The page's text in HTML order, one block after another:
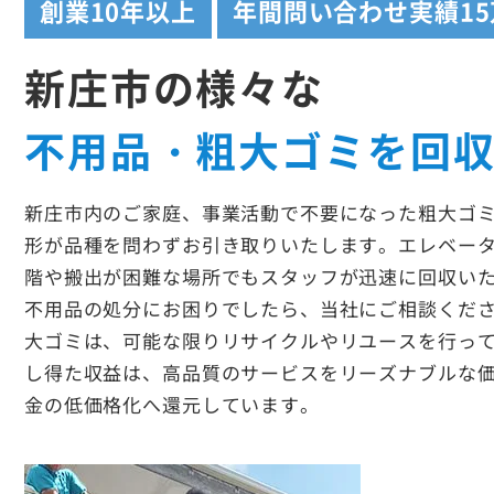
創業10年以上 年間問い合わせ実績
新庄市の様々な
不用品・粗大ゴミを回
新庄市内のご家庭、事業活動で不要になった粗大ゴ
形が品種を問わずお引き取りいたします。エレベー
階や搬出が困難な場所でもスタッフが迅速に回収い
不用品の処分にお困りでしたら、当社にご相談くだ
大ゴミは、可能な限りリサイクルやリユースを行っ
し得た収益は、高品質のサービスをリーズナブルな
金の低価格化へ還元しています。